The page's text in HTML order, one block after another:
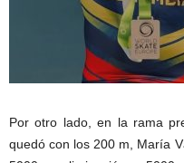
Por otro lado, en la rama
quedó con los 200 m, María